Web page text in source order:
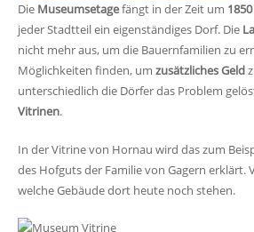
Die Museumsetagefängt in der Zeit um 1850
jeder Stadtteil ein eigenständiges Dorf. Die
nicht mehr aus, um die Bauernfamilien zu
Möglichkeiten finden, um zusätzliches Geld
unterschiedlich die Dörfer das Problem
Vitrinen.
In der Vitrine von Hornau wird das zum
des Hofguts der Familie von Gagern erklärt.
welche Gebäude dort heute noch stehen.